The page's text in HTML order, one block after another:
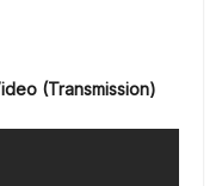
(Transmission)